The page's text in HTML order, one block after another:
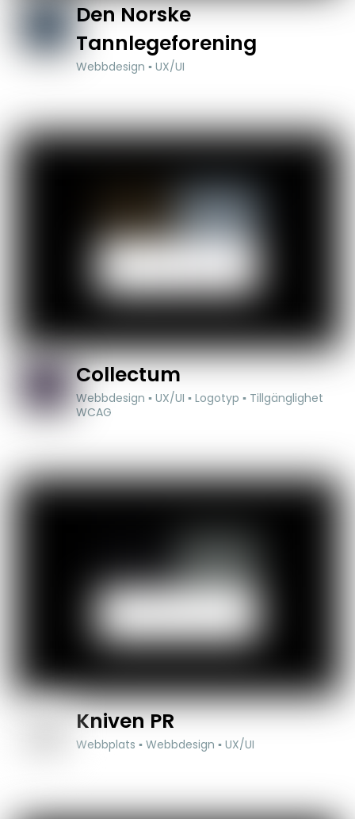
Den Norske
Tannlegeforening
Webbdesign ▪ UX/UI
Collectum
Webbdesign ▪ UX/UI ▪ Logotyp ▪ Tillgänglighet
WCAG
Kniven PR
Webbplats ▪ Webbdesign ▪ UX/UI